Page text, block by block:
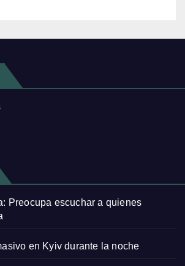
Preocupa escuchar a quienes
en Kyiv durante la noche